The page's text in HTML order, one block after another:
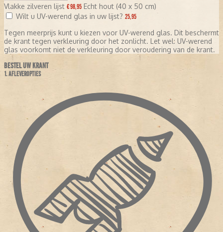
Vlakke zilveren lijst € 98,95 Echt hout (40 x 50 cm)
Wilt u UV-werend glas in uw lijst? 25,95
Tegen meerprijs kunt u kiezen voor UV-werend glas. Dit beschermt
de krant tegen verkleuring door het zonlicht. Let wel: UV-werend
glas voorkomt niet de verkleuring door veroudering van de krant.
BESTEL UW KRANT
1. AFLEVEROPTIES